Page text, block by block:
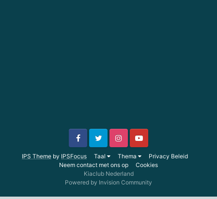
IPS Theme by IPSFocus Taal Thema
Privacy Beleid
Neem contact met ons op
Cookies
Kiaclub Nederland
Powered by Invision Community